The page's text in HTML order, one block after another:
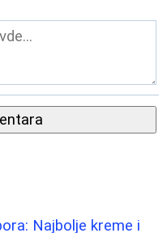
Najbolje kreme i